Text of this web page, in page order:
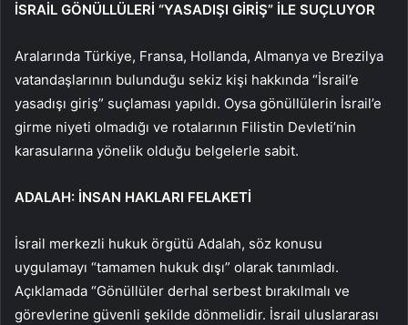
İSRAİL GÖNÜLLÜLERİ “YASADIŞI GİRİŞ” İLE SUÇLUYOR
Aralarında Türkiye, Fransa, Hollanda, Almanya ve Brezilya
vatandaşlarının bulunduğu sekiz kişi hakkında “İsrail’e
yasadışı giriş” suçlaması yapıldı. Oysa gönüllülerin İsrail’e
girme niyeti olmadığı ve rotalarının Filistin Devleti’nin
karasularına yönelik olduğu belgelerle sabit.
ADALAH: İNSAN HAKLARI FELAKETİ
İsrail merkezli hukuk örgütü Adalah, söz konusu
uygulamayı “tamamen hukuk dışı” olarak tanımladı.
Açıklamada “Gönüllüler derhal serbest bırakılmalı ve
görevlerine güvenli şekilde dönmelidir. İsrail uluslararası